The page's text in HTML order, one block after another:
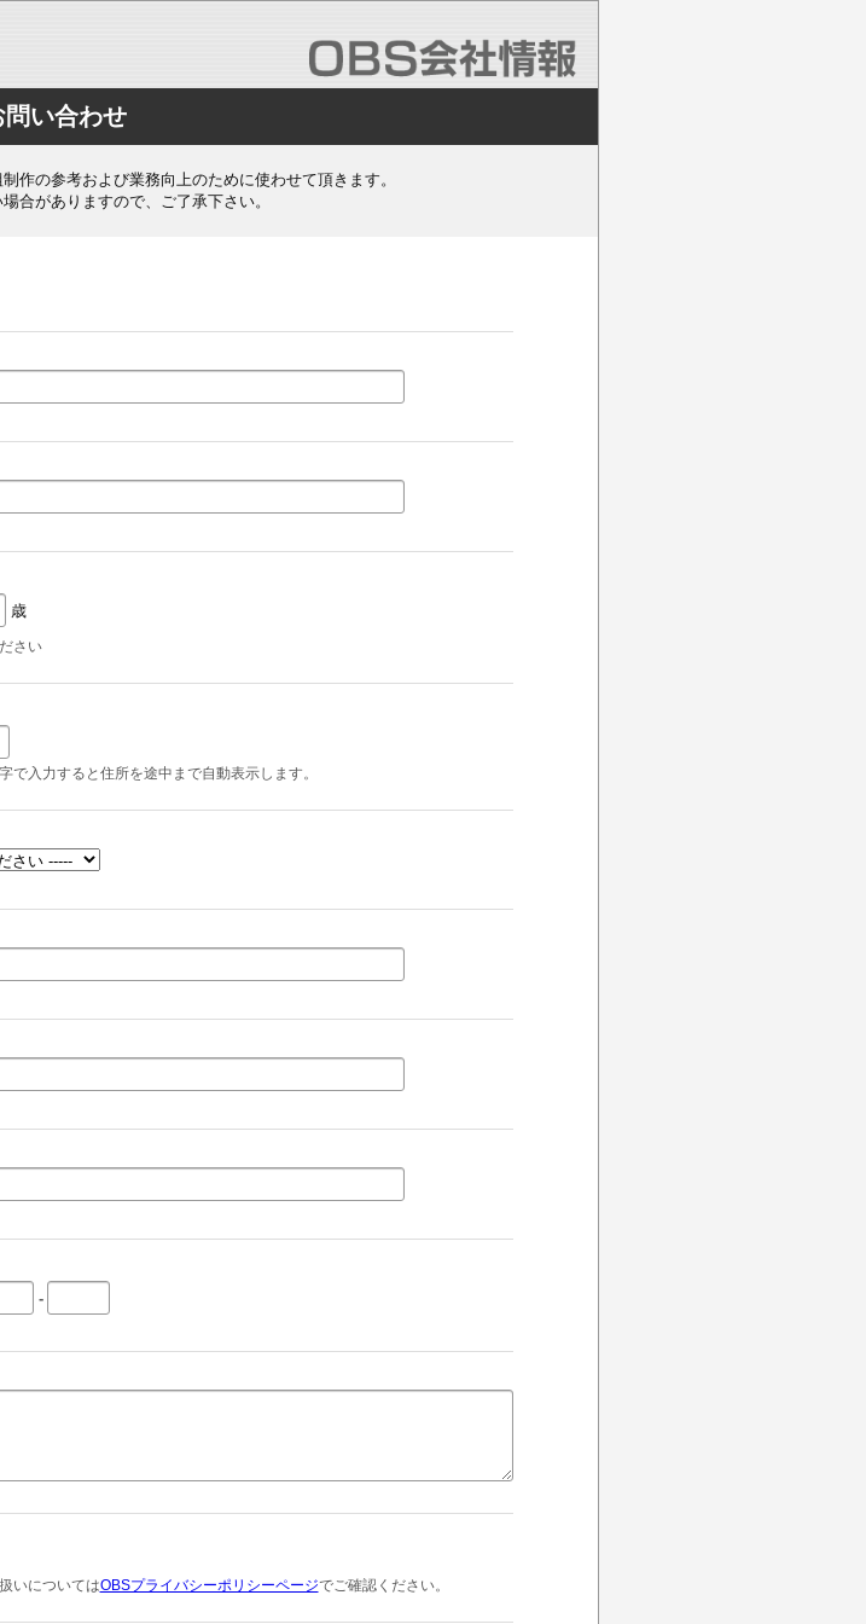
問い合わせ
作の参考および業務向上のために使わせて頂きます。
合がありますので、ご了承下さい。
歳
さい
で入力すると住所を途中まで自動表示します。
-
いについてはOBSプライバシーポリシーページでご確認ください。